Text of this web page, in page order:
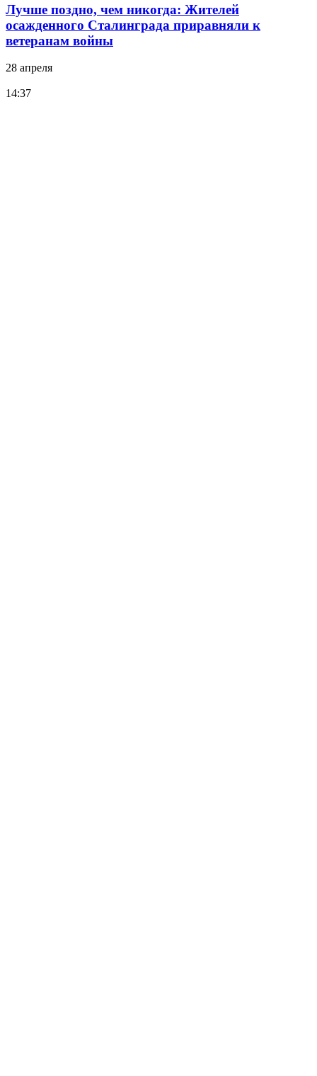
Лучше поздно, чем никогда: Жителей
осажденного Сталинграда приравняли к
ветеранам войны
28 апреля
14:37